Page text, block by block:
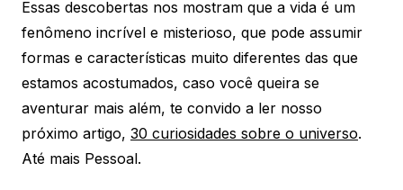
Essas descobertas nos mostram que a vida é um
fenômeno incrível e misterioso, que pode assumir
formas e características muito diferentes das que
estamos acostumados, caso você queira se
aventurar mais além, te convido a ler nosso
próximo artigo, 30 curiosidades sobre o universo.
Até mais Pessoal.